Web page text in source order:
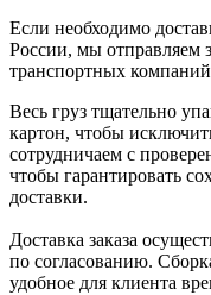
Если необходимо
России, мы отправляем
транспортных
Весь груз тщательно
картон, чтобы
сотрудничаем с
чтобы гарантировать
доставки.
Доставка заказа
по согласованию.
удобное для клиента